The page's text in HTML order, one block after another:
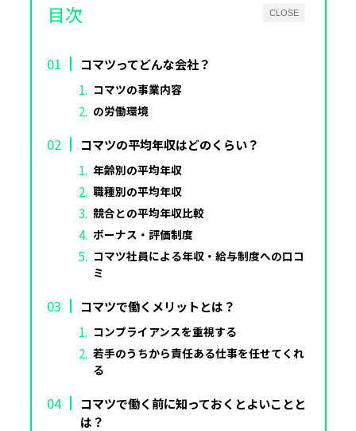
CLOSE
目次
コマツってどんな会社？
コマツの事業内容
の労働環境
コマツの平均年収はどのくらい？
年齢別の平均年収
職種別の平均年収
競合との平均年収比較
ボーナス・評価制度
コマツ社員による年収・給与制度への口コ
ミ
コマツで働くメリットとは？
コンプライアンスを重視する
若手のうちから責任ある仕事を任せてくれ
る
コマツで働く前に知っておくとよいことと
は？